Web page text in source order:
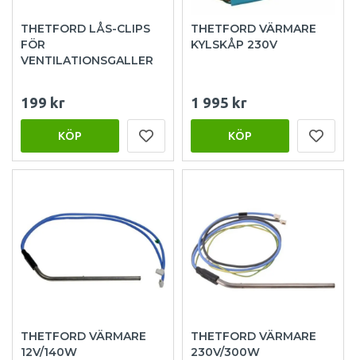
THETFORD LÅS-CLIPS
FÖR
VENTILATIONSGALLER
199 kr
KÖP
THETFORD VÄRMARE
KYLSKÅP 230V
1 995 kr
KÖP
THETFORD VÄRMARE
12V/140W
THETFORD VÄRMARE
230V/300W